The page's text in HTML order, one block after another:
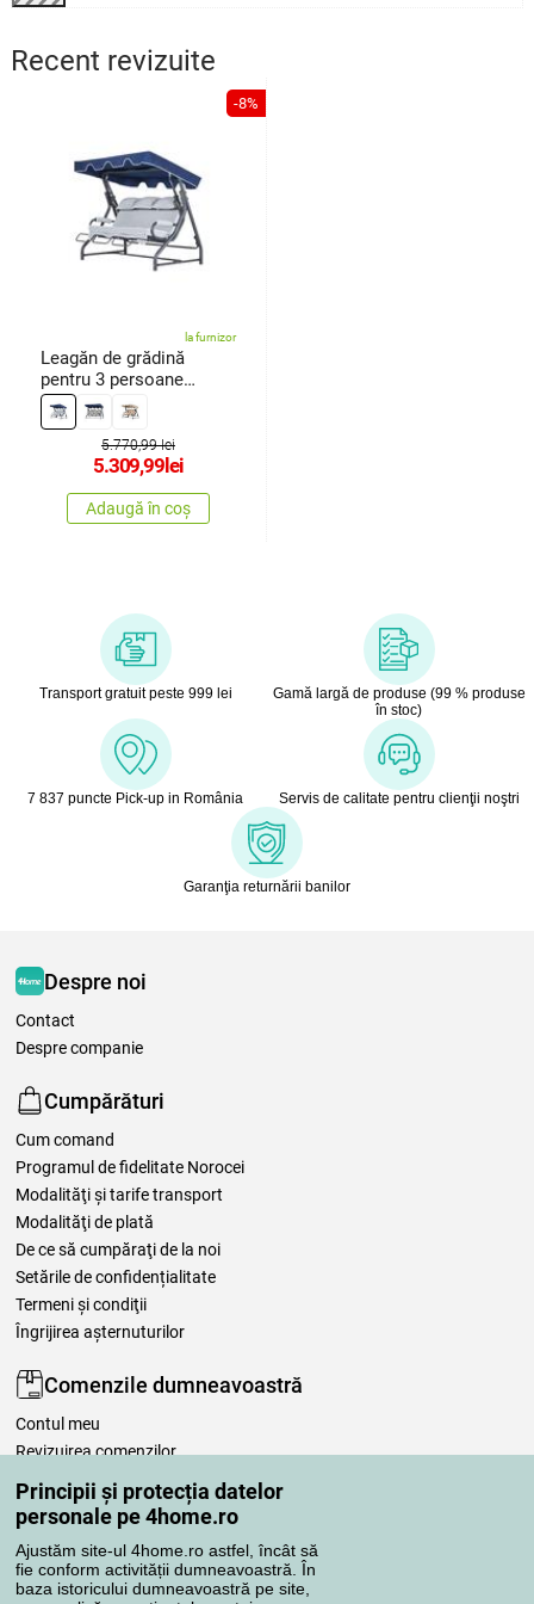
Principii și protecția datelor
personale pe 4home.ro
Ajustăm site-ul 4home.ro astfel, încât să
fie conform activității dumneavoastră. În
baza istoricului dumneavoastră pe site,
Recent revizuite
-8%
la furnizor
Leagăn de grădină
pentru 3 persoane
Salvia,albastru
5.770,99 lei
5.309,99lei
Adaugă în coș
Transport gratuit peste 999 lei
Gamă largă de produse (99 % produse
în stoc)
7 837 puncte Pick-up in România Servis de calitate pentru clienţii noştri
Garanţia returnării banilor
Despre noi
Contact
Despre companie
Cumpărături
Cum comand
Programul de fidelitate Norocei
Modalităţi şi tarife transport
Modalităţi de plată
De ce să cumpăraţi de la noi
Setările de confidențialitate
Termeni şi condiţii
Îngrijirea așternuturilor
Comenzile dumneavoastră
Contul meu
Revizuirea comenzilor
Reclamaţii
Retragere de la contract
Regulile de procesare a recenziilor
Metode de transport